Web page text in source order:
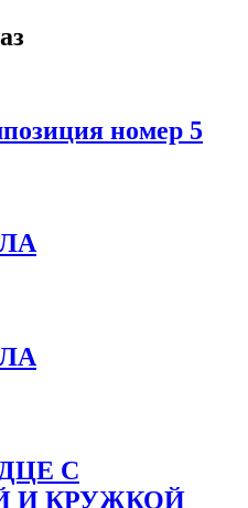
номер 5
С
И КРУЖКОЙ